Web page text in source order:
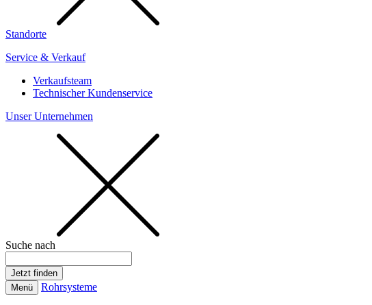
Standorte
Service & Verkauf
Verkaufsteam
Technischer Kundenservice
Unser Unternehmen
Suche nach
Menü Rohrsysteme